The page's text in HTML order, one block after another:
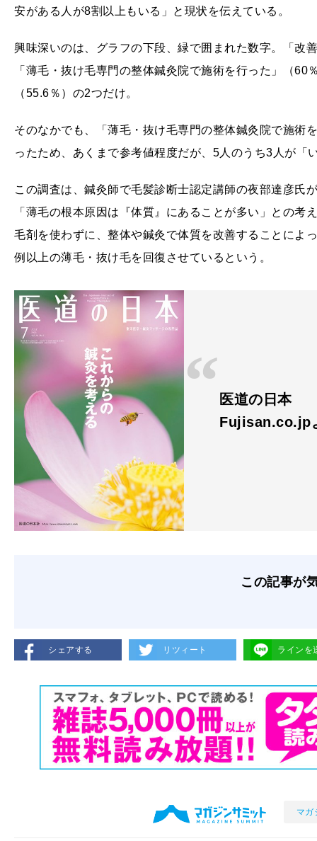
安がある人が8割以上もいる」と現状を伝えている。
興味深いのは、グラフの下段、緑で囲まれた数字。「改
「薄毛・抜け毛専門の整体鍼灸院で施術を行った」（
（55.6％）の2つだけ。
そのなかでも、「薄毛・抜け毛専門の整体鍼灸院で施術
ったため、あくまで参考値程度だが、5人のうち3人が
この調査は、鍼灸師で毛髪診断士認定講師の夜部達彦氏
「薄毛の根本原因は『体質』にあることが多い」
との考
毛剤を使わずに、整体や鍼灸で体質を改善することによ
例以上の薄毛・抜け毛を回復させているという。
医道の日本
Fujisan.co.jp
この記事が
シェアする リツィート ラインを
マガ